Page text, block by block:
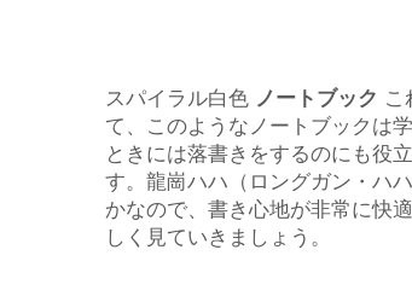
スパイラル白色 ノートブック こ
て、このようなノートブックは
ときには落書きをするのにも役
す。龍崗ハハ（ロングガン・ハ
かなので、書き心地が非常に快
しく見ていきましょう。